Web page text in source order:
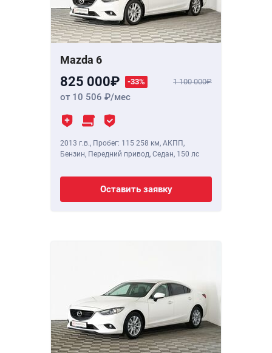
Mazda 6
825 000 -33% 1 100 000
от 10 506 /мес
2013 г.в., Пробег: 115 258 км, АКПП,
Бензин, Передний привод, Седан, 150 лс
Оставить заявку